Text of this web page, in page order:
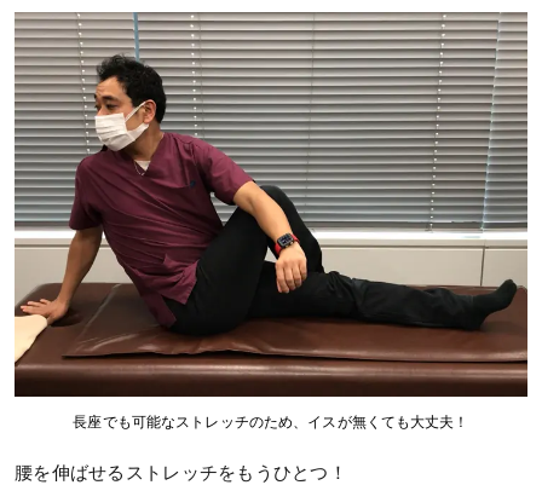
長座でも可能なストレッチのため、イスが無くても大丈夫！
腰を伸ばせるストレッチをもうひとつ！